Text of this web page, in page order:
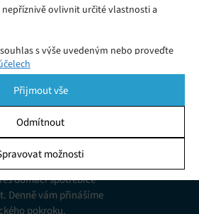
ovlivnit určité vlastnosti a
s výše uvedeným nebo proveďte
volby budou použity pouze na tomto
cookies nebo kliknutím na tlačítko
části obrazovky.
k informacím v zařízení, Porozumění
statistik nebo kombinací údajů z
Přijmout vše
Odmítnout
možnosti
novinky
domácí spotřebiče
Denně vám přinášíme
pokroku,